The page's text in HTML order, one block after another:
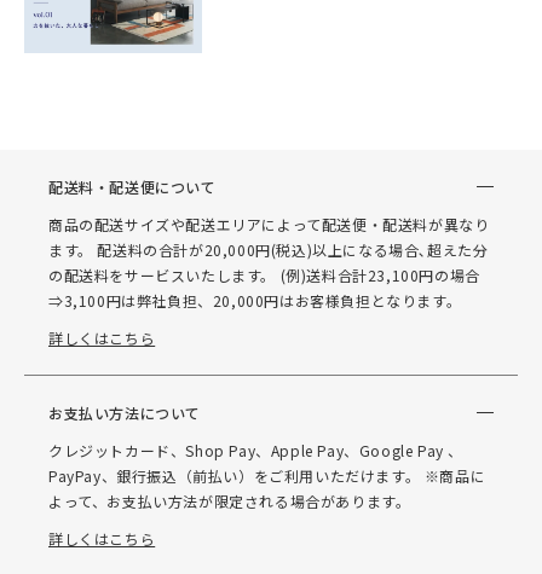
配送料・配送便について
商品の配送サイズや配送エリアによって配送便・配送料が異なり
ます。 配送料の合計が20,000円(税込)以上になる場合､超えた分
の配送料をサービスいたします。 (例)送料合計23,100円の場合
⇒3,100円は弊社負担、20,000円はお客様負担となります。
詳しくはこちら
お支払い方法について
クレジットカード、Shop Pay、Apple Pay、Google Pay 、
PayPay、銀行振込（前払い）をご利用いただけます。 ※商品に
よって、お支払い方法が限定される場合があります。
詳しくはこちら